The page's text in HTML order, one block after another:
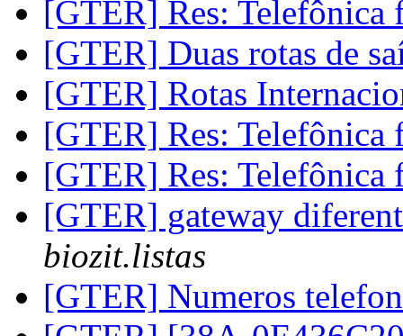
[GTER] Res: Telefônica
[GTER] Duas rotas de
[GTER] Rotas
[GTER] Res: Telefônica
[GTER] Res: Telefônica
[GTER] gateway
biozit.listas
[GTER] Numeros